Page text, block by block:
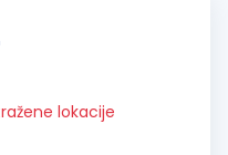
lokacije